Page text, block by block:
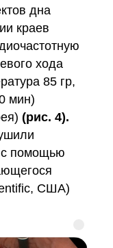
дна
краев
хода
85 гр,
мин)
(рис. 4).
помощью
США)